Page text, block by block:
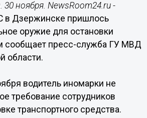
ноября. NewsRoom24.ru -
в Дзержинске пришлось
оружие для остановки
сообщает пресс-служба ГУ МВД
области.
водитель иномарки не
требование сотрудников
транспортного средства.